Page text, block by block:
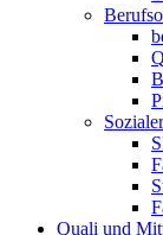
Quali und